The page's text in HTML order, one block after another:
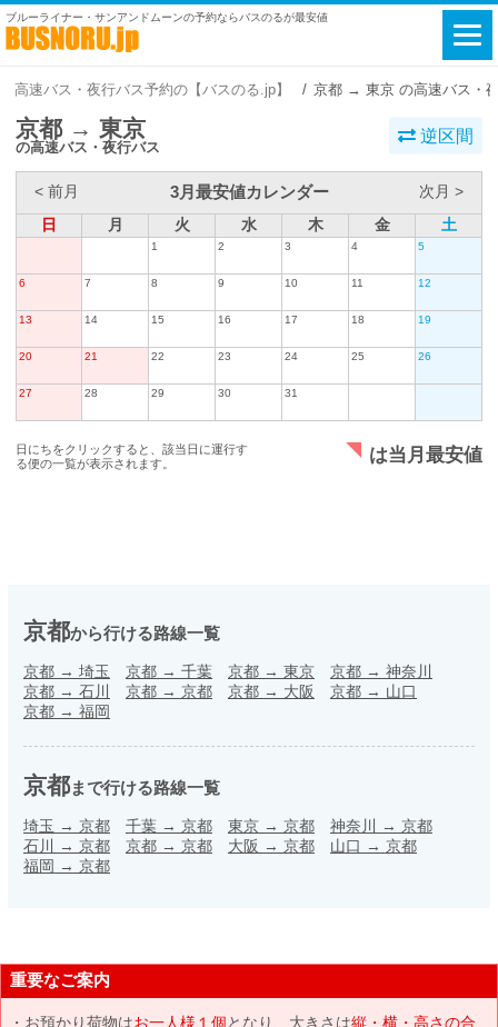
ブルーライナー・サンアンドムーンの予約ならバスのるが最安値
高速バス・夜行バス予約の【バスのる.jp】 京都 → 東京 の高速バス・
京都 → 東京
の高速バス・夜行バス
逆区間
< 前月 3月最安値カレンダー
次月 >
日
月 火 水 木 金 土
1 2 3 4 5
6 7 8 9 10 11 12
13 14 15 16 17 18 19
20 21 22 23 24 25 26
27 28 29 30 31
日にちをクリックすると、該当日に運行す
る便の一覧が表示されます。
は当月最安値
京都から行ける路線一覧
京都 → 埼玉 京都 → 千葉 京都 → 東京 京都 → 神奈川
京都 → 石川 京都 → 京都 京都 → 大阪 京都 → 山口
京都 → 福岡
京都まで行ける路線一覧
埼玉 → 京都 千葉 → 京都 東京 → 京都 神奈川 → 京都
石川 → 京都 京都 → 京都 大阪 → 京都 山口 → 京都
福岡 → 京都
重要なご案内
お預かり荷物はお一人様１個となり、大きさは縦・横・高さの合